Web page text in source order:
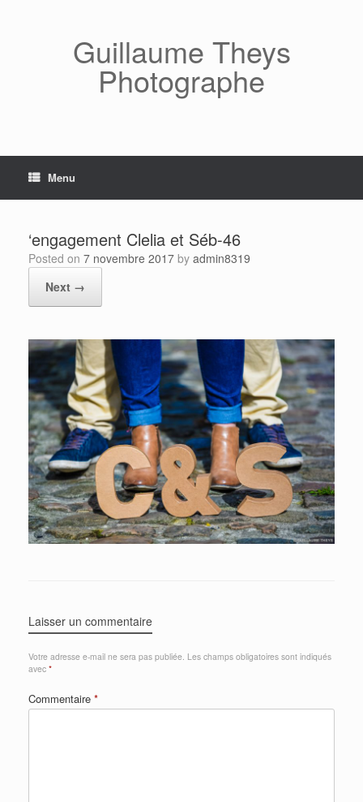
Guillaume Theys
Photographe
Menu
‘engagement Clelia et Séb-46
Posted on 7 novembre 2017 by admin8319
Next →
Laisser un commentaire
Votre adresse e-mail ne sera pas publiée. Les champs obligatoires sont indiqués
avec *
Commentaire *